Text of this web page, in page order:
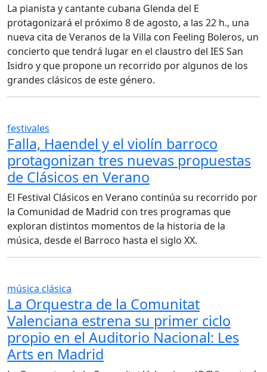
La pianista y cantante cubana Glenda del E
protagonizará el próximo 8 de agosto, a las 22 h., una
nueva cita de Veranos de la Villa con Feeling Boleros, un
concierto que tendrá lugar en el claustro del IES San
Isidro y que propone un recorrido por algunos de los
grandes clásicos de este género.
festivales
Falla, Haendel y el violín barroco
protagonizan tres nuevas propuestas
de Clásicos en Verano
El Festival Clásicos en Verano continúa su recorrido por
la Comunidad de Madrid con tres programas que
exploran distintos momentos de la historia de la
música, desde el Barroco hasta el siglo XX.
música clásica
La Orquestra de la Comunitat
Valenciana estrena su primer ciclo
propio en el Auditorio Nacional: Les
Arts en Madrid